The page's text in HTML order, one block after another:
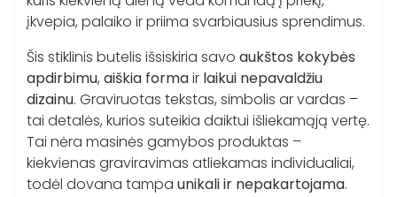
įkvepia, palaiko ir priima svarbiausius sprendimus.
Šis stiklinis butelis išsiskiria savo aukštos kokybės
apdirbimu, aiškia formair laikui nepavaldžiu
dizainu. Graviruotas tekstas, simbolis ar vardas –
tai detalės, kurios suteikia daiktui išliekamąją vertę.
Tai nėra masinės gamybos produktas –
kiekvienas graviravimas atliekamas individualiai,
todėl dovana tampa unikali ir nepakartojama.